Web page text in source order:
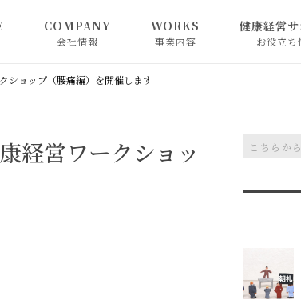
COMPANY
会社情報
会社概要
WORKS
事業内容
健康経営サポート
アスリートサポート
健康経営
お役立ち
ショップ（腰痛編）を開催します
経営ワークショッ